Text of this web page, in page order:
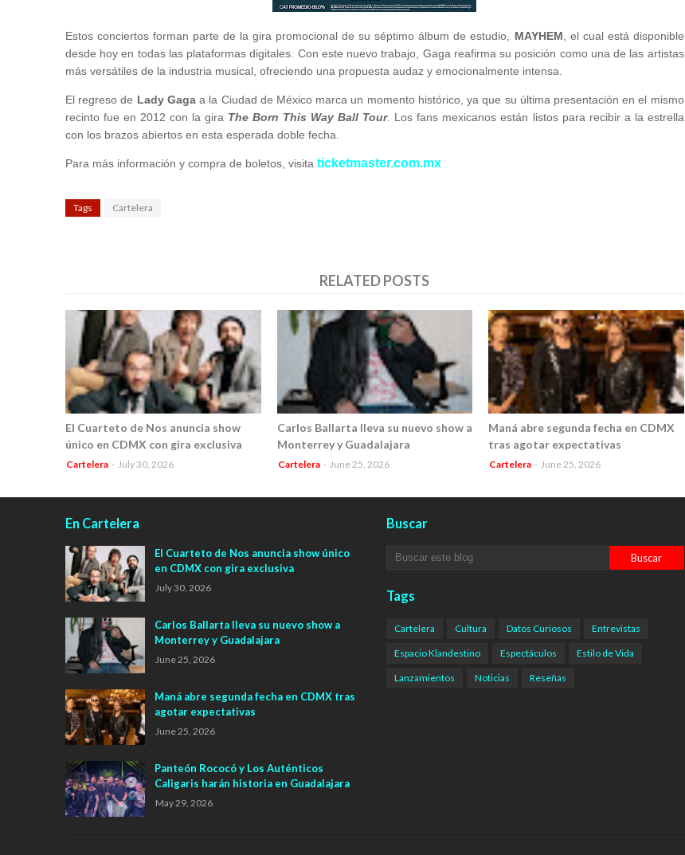
Estos conciertos forman parte de la gira promocional de su séptimo álbum de estudio, MAYHEM, el cual está disponible
desde hoy en todas las plataformas digitales. Con este nuevo trabajo, Gaga reafirma su posición como una de las artistas
más versátiles de la industria musical, ofreciendo una propuesta audaz y emocionalmente intensa.
El regreso de Lady Gagaa la Ciudad de México marca un momento histórico, ya que su última presentación en el mismo
recinto fue en 2012 con la gira The Born This Way Ball Tour. Los fans mexicanos están listos para recibir a la estrella
con los brazos abiertos en esta esperada doble fecha.
Para más información y compra de boletos, visita ticketmaster.com.mx
Tags Cartelera
RELATED POSTS
El Cuarteto de Nos anuncia show
único en CDMX con gira exclusiva
Cartelera - July 30, 2026
Carlos Ballarta lleva su nuevo show a
Monterrey y Guadalajara
Cartelera - June 25, 2026
Maná abre segunda fecha en CDMX
tras agotar expectativas
Cartelera - June 25, 2026
En Cartelera
El Cuarteto de Nos anuncia show único
en CDMX con gira exclusiva
July 30, 2026
Carlos Ballarta lleva su nuevo show a
Monterrey y Guadalajara
June 25, 2026
Maná abre segunda fecha en CDMX tras
agotar expectativas
June 25, 2026
Panteón Rococó y Los Auténticos
Caligaris harán historia en Guadalajara
May 29, 2026
Buscar
Tags
Cartelera Cultura Datos Curiosos Entrevistas
Espacio Klandestino Espectáculos Estilo de Vida
Lanzamientos Noticias Reseñas